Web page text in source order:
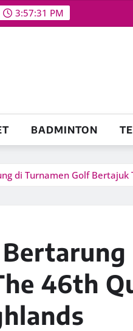
3:57:32 PM
BADMINTON
di Turnamen Golf
46th